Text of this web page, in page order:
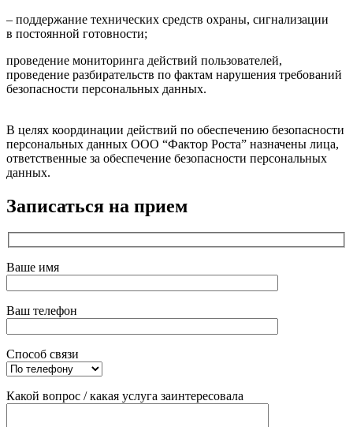
– поддержание технических средств охраны, сигнализации
в постоянной готовности;
проведение мониторинга действий пользователей,
проведение разбирательств по фактам нарушения требований
безопасности персональных данных.
В целях координации действий по обеспечению безопасности
персональных данных ООО “Фактор Роста” назначены лица,
ответственные за обеспечение безопасности персональных
данных.
Записаться на прием
Ваше имя
Ваш телефон
Способ связи
Какой вопрос / какая услуга заинтересовала